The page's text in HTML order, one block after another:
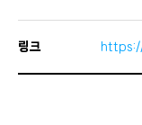
링크